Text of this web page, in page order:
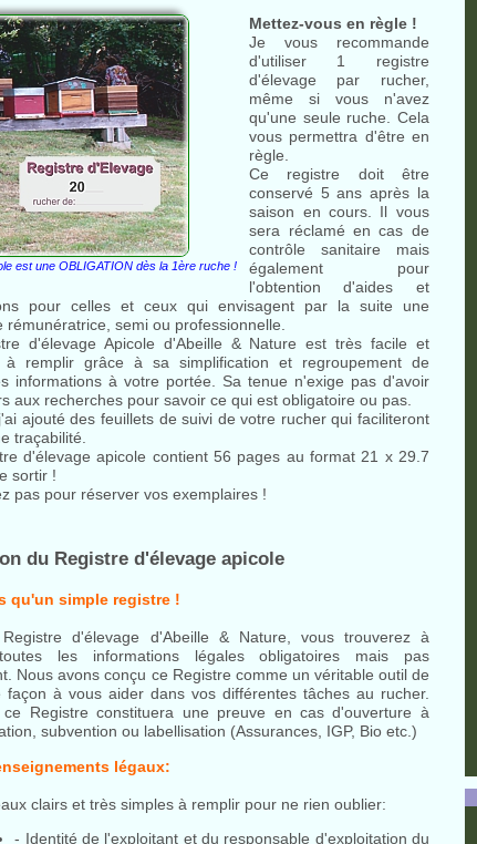
est une OBLIGATION dès la 1ère ruche !
Mettez-vous en règle !
Je vous recommande
d'utiliser 1 registre
d'élevage par rucher,
même si vous n'avez
qu'une seule ruche. Cela
vous permettra d'être en
règle.
Ce registre doit être
conservé 5 ans après la
saison en cours. Il vous
sera réclamé en cas de
contrôle sanitaire mais
également pour
l'obtention d'aides et
pour celles et ceux qui envisagent par la suite une
rémunératrice, semi ou professionnelle.
d'élevage Apicole d'Abeille & Nature est très facile et
à remplir grâce à sa simplification et regroupement de
informations à votre portée. Sa tenue n'exige pas d'avoir
aux recherches pour savoir ce qui est obligatoire ou pas.
ajouté des feuillets de suivi de votre rucher qui faciliteront
traçabilité.
d'élevage apicole contient 56 pages au format 21 x 29.7
sortir !
pas pour réserver vos exemplaires !
du Registre d'élevage apicole
qu'un simple registre !
d'élevage d'Abeille & Nature, vous trouverez à
les informations légales obligatoires mais pas
Nous avons conçu ce Registre comme un véritable outil de
façon à vous aider dans vos différentes tâches au rucher.
Registre constituera une preuve en cas d'ouverture à
subvention ou labellisation (Assurances, IGP, Bio etc.)
légaux:
clairs et très simples à remplir pour ne rien oublier:
- Identité de l'exploitant et du responsable d'exploitation du